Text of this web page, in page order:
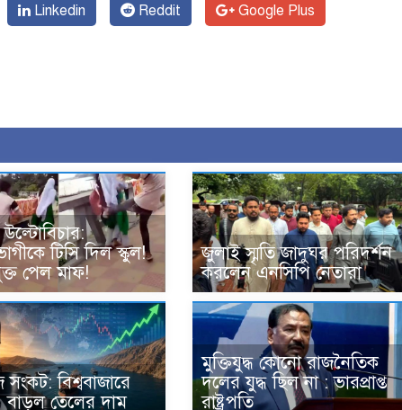
Linkedin Reddit Google Plus
টিসি দিল স্কুল!
পেল মাফ!
জুলাই স্মৃতি জাদুঘর পরিদর্শন
করলেন এনসিপি নেতারা
বিশ্ববাজারে
তেলের দাম
মুক্তিযুদ্ধ কোনো রাজনৈতিক
দলের যুদ্ধ ছিল না : ভারপ্রাপ্ত
রাষ্ট্রপতি